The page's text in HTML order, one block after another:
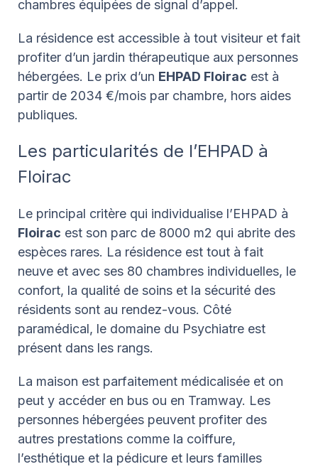
chambres équipées de signal d’appel.
La résidence est accessible à tout visiteur et fait
profiter d’un jardin thérapeutique aux personnes
hébergées. Le prix d’un EHPAD Floirac est à
partir de 2034 €/mois par chambre, hors aides
publiques.
Les particularités de l’EHPAD à
Floirac
Le principal critère qui individualise l’EHPAD à
Floirac est son parc de 8000 m2 qui abrite des
espèces rares. La résidence est tout à fait
neuve et avec ses 80 chambres individuelles, le
confort, la qualité de soins et la sécurité des
résidents sont au rendez-vous. Côté
paramédical, le domaine du Psychiatre est
présent dans les rangs.
La maison est parfaitement médicalisée et on
peut y accéder en bus ou en Tramway. Les
personnes hébergées peuvent profiter des
autres prestations comme la coiffure,
l’esthétique et la pédicure et leurs familles